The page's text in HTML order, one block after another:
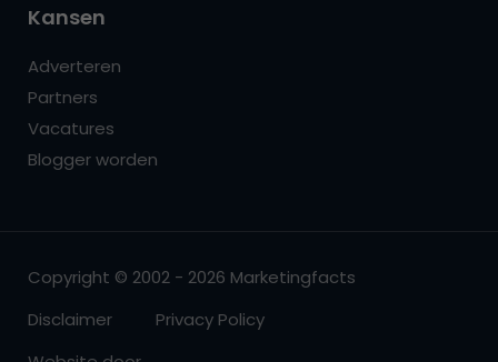
Kansen
Adverteren
Partners
Vacatures
Blogger worden
Copyright © 2002 - 2026 Marketingfacts
Disclaimer
Privacy Policy